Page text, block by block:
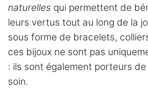
naturelles qui permettent de
leurs vertus tout au long de la
sous forme de bracelets,
ces bijoux ne sont pas
: ils sont également porteurs
soin.